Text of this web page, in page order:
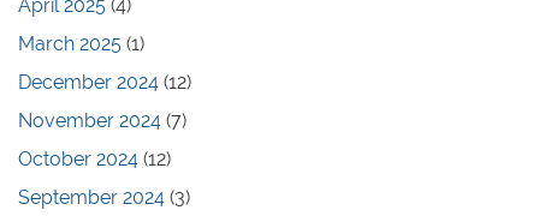
April 2025 (4)
March 2025 (1)
December 2024 (12)
November 2024 (7)
October 2024 (12)
September 2024 (3)